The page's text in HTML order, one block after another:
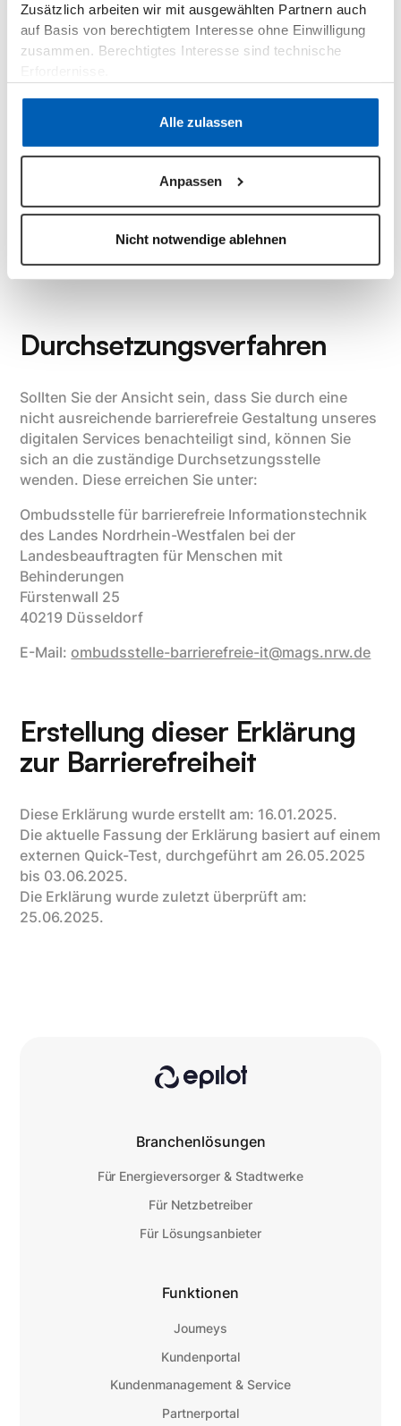
Zusätzlich arbeiten wir mit ausgewählten Partnern auch
auf Basis von berechtigtem Interesse ohne Einwilligung
zusammen. Berechtigtes Interesse sind technische
Alle zulassen
Anpassen
Nicht notwendige ablehnen
Einbeziehung von Nutzerfeedback, um
sicherzustellen, dass unsere Dienste den
unterschiedlichen Bedürfnissen aller Nutzer
Prüfung der Barrierefreiheit
Die Barrierefreiheit unserer Portale wird durch
folgende Maßnahmen überprüft:
Automatisierte Tools (z. B. Axe, Lighthouse)
Manuelle Tests, einschließlich Usability-Tests
mit unterstützenden Technologien.
Durchsetzungsverfahren
Sollten Sie der Ansicht sein, dass Sie durch eine
nicht ausreichende barrierefreie Gestaltung unseres
digitalen Services benachteiligt sind, können Sie
sich an die zuständige Durchsetzungsstelle
wenden. Diese erreichen Sie unter:
Ombudsstelle für barrierefreie Informationstechnik
des Landes Nordrhein-Westfalen bei der
Landesbeauftragten für Menschen mit
Behinderungen
Fürstenwall 25
40219 Düsseldorf
E-Mail:ombudsstelle-barrierefreie-it@mags.nrw.de
Erstellung dieser Erklärung
zur Barrierefreiheit
Diese Erklärung wurde erstellt am: 16.01.2025.
Die aktuelle Fassung der Erklärung basiert auf einem
externen Quick-Test, durchgeführt am 26.05.2025
bis 03.06.2025.
Die Erklärung wurde zuletzt überprüft am:
25.06.2025.
Branchenlösungen
Für Energieversorger & Stadtwerke
Für Netzbetreiber
Für Lösungsanbieter
Funktionen
Journeys
Kundenportal
Kundenmanagement & Service
Partnerportal